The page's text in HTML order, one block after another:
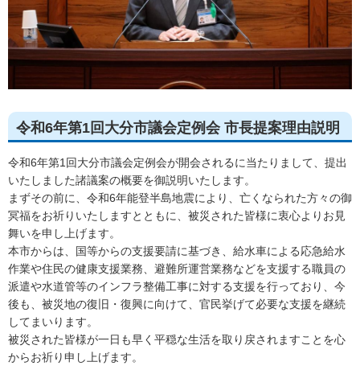
令和6年第1回大分市議会定例会 市長提案理由説明
令和6年第1回大分市議会定例会が開会されるに当たりまして、提出
いたしました諸議案の概要を御説明いたします。
まずその前に、令和6年能登半島地震により、亡くなられた方々の御
冥福をお祈りいたしますとともに、被災された皆様に衷心よりお見
舞いを申し上げます。
本市からは、国等からの支援要請に基づき、給水車による応急給水
作業や住民の健康支援業務、避難所運営業務などを支援する職員の
派遣や水道管等のインフラ整備工事に対する支援を行っており、今
後も、被災地の復旧・復興に向けて、官民挙げて必要な支援を継続
してまいります。
被災された皆様が一日も早く平穏な生活を取り戻されますことを心
からお祈り申し上げます。